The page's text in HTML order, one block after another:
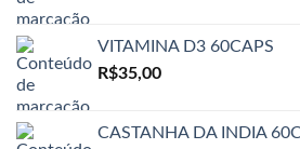
VITAMINA D3 60CAPS
R$35,00
CASTANHA DA INDIA